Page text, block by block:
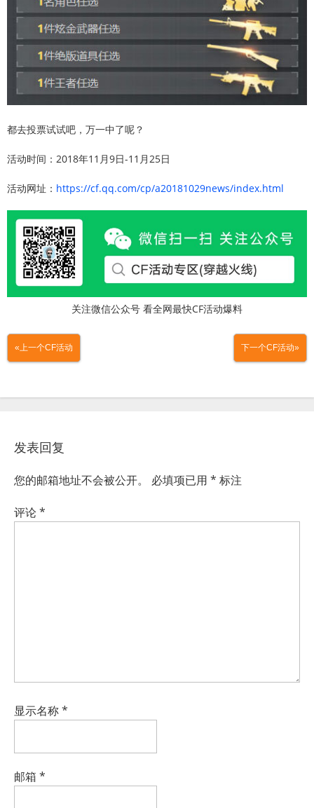
都去投票试试吧，万一中了呢？
活动时间：2018年11月9日-11月25日
活动网址： https://cf.qq.com/cp/a20181029news/index.html
关注微信公众号 看全网最快CF活动爆料
«上一个CF活动 下一个CF活动»
发表回复
您的邮箱地址不会被公开。 必填项已用 * 标注
评论*
显示名称*
邮箱 *